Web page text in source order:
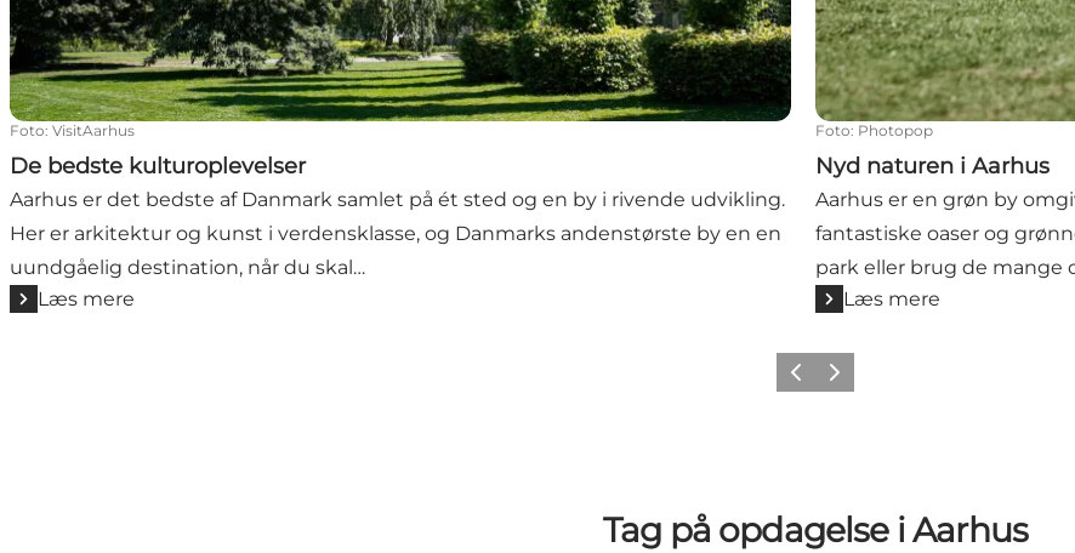
Foto: VisitAarhus
De bedste kulturoplevelser
Aarhus er det bedste af Danmark samlet på ét sted og en by i rivende udvikling.
Her er arkitektur og kunst i verdensklasse, og Danmarks andenstørste by en en
uundgåelig destination, når du skal…
Læs mere
Foto: Photopop
Nyd naturen i Aarhus
Aarhus er en grøn by
fantastiske oaser og
park eller brug de mange
Læs mere
ForrigeNæste
Tag på opdagelse i Aarhus